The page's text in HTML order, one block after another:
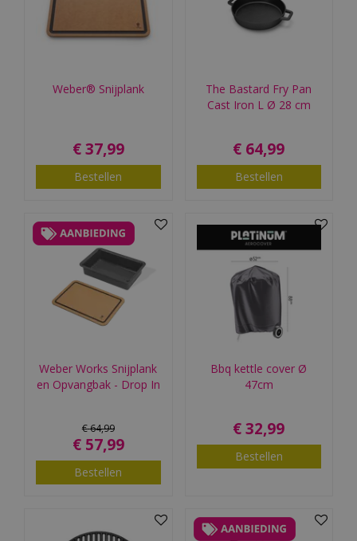
Weber® Snijplank
€ 37,99
Bestellen
The Bastard Fry Pan
Cast Iron L Ø 28 cm
€ 64,99
Bestellen
Weber Works Snijplank
en Opvangbak - Drop In
€64,99
€ 57,99
Bestellen
Bbq kettle cover Ø
47cm
€ 32,99
Bestellen